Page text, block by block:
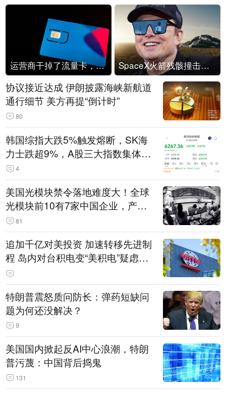
运营商干掉了流量卡，他们真的玩不起了 SpaceX火箭残骸撞击月球
协议接近达成 伊朗披露海峡新航道
通行细节 美方再提“倒计时”
80
韩国综指大跌5%触发熔断，SK海
力士跌超9%，A股三大指数集体低
开 4
美国光模块禁令落地难度大！全球
光模块前10有7家中国企业，产业
界人士：想“脱钩”并不容易
81
追加千亿对美投资 加速转移先进制
程 岛内对台积电变“美积电”疑虑担
忧加剧
特朗普震怒质问防长：弹药短缺问
题为何还没解决？
9
美国国内掀起反AI中心浪潮，特朗
普污蔑：中国背后捣鬼
131